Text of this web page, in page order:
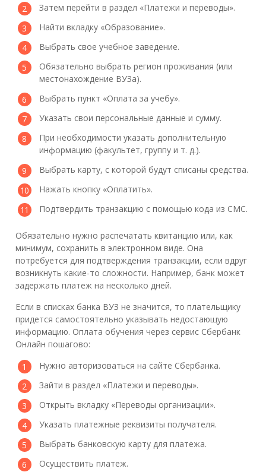
Затем перейти в раздел «Платежи и переводы».
Найти вкладку «Образование».
Выбрать свое учебное заведение.
Обязательно выбрать регион проживания (или
местонахождение ВУЗа).
Выбрать пункт «Оплата за учебу».
Указать свои персональные данные и сумму.
При необходимости указать дополнительную
информацию (факультет, группу и т. д.).
Выбрать карту, с которой будут списаны средства.
Нажать кнопку «Оплатить».
Подтвердить транзакцию с помощью кода из СМС.
Обязательно нужно распечатать квитанцию или, как
минимум, сохранить в электронном виде. Она
потребуется для подтверждения транзакции, если вдруг
возникнуть какие-то сложности. Например, банк может
задержать платеж на несколько дней.
Если в списках банка ВУЗ не значится, то плательщику
придется самостоятельно указывать недостающую
информацию. Оплата обучения через сервис Сбербанк
Онлайн пошагово:
Нужно авторизоваться на сайте Сбербанка.
Зайти в раздел «Платежи и переводы».
Открыть вкладку «Переводы организации».
Указать платежные реквизиты получателя.
Выбрать банковскую карту для платежа.
Осуществить платеж.